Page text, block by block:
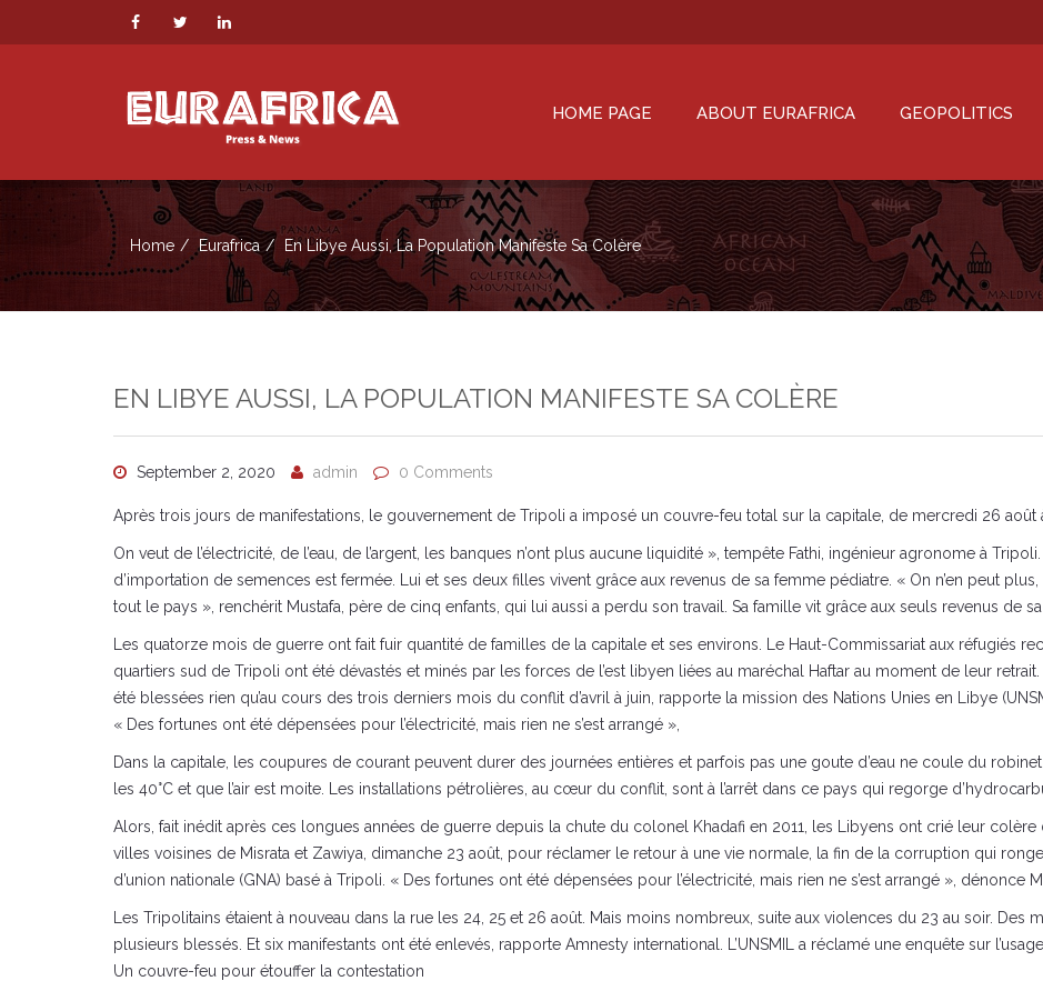
HOME PAGE ABOUT EURAFRICA GEOPOLITICS
Home Eurafrica En Libye Aussi, La Population Manifeste Sa Colère
EN LIBYE AUSSI, LA POPULATION MANIFESTE SA COLÈRE
September 2, 2020 admin 0 Comments
Après trois jours de manifestations, le gouvernement de Tripoli a imposé un couvre-feu total sur la capitale, de mercredi 26 août à
On veut de l’électricité, de l’eau, de l’argent, les banques n’ont plus aucune liquidité », tempête Fathi, ingénieur agronome à
d’importation de semences est fermée. Lui et ses deux filles vivent grâce aux revenus de sa femme pédiatre. « On n’en peut
tout le pays », renchérit Mustafa, père de cinq enfants, qui lui aussi a perdu son travail. Sa famille vit grâce aux seuls revenus de
Les quatorze mois de guerre ont fait fuir quantité de familles de la capitale et ses environs. Le Haut-Commissariat aux réfugiés
quartiers sud de Tripoli ont été dévastés et minés par les forces de l’est libyen liées au maréchal Haftar au moment de leur
été blessées rien qu’au cours des trois derniers mois du conflit d’avril à juin, rapporte la mission des Nations Unies en Libye
« Des fortunes ont été dépensées pour l’électricité, mais rien ne s’est arrangé »,
Dans la capitale, les coupures de courant peuvent durer des journées entières et parfois pas une goute d’eau ne coule du
les 40°C et que l’air est moite. Les installations pétrolières, au cœur du conflit, sont à l’arrêt dans ce pays qui regorge
Alors, fait inédit après ces longues années de guerre depuis la chute du colonel Khadafi en 2011, les Libyens ont crié leur colère
villes voisines de Misrata et Zawiya, dimanche 23 août, pour réclamer le retour à une vie normale, la fin de la corruption qui
d’union nationale (GNA) basé à Tripoli. « Des fortunes ont été dépensées pour l’électricité, mais rien ne s’est arrangé », dénonce
Les Tripolitains étaient à nouveau dans la rue les 24, 25 et 26 août. Mais moins nombreux, suite aux violences du 23 au soir. Des
plusieurs blessés. Et six manifestants ont été enlevés, rapporte Amnesty international. L’UNSMIL a réclamé une enquête sur
Un couvre-feu pour étouffer la contestation